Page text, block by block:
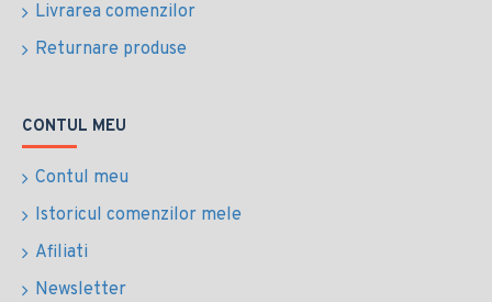
Livrarea comenzilor
Returnare produse
CONTUL MEU
Contul meu
Istoricul comenzilor mele
Afiliati
Newsletter